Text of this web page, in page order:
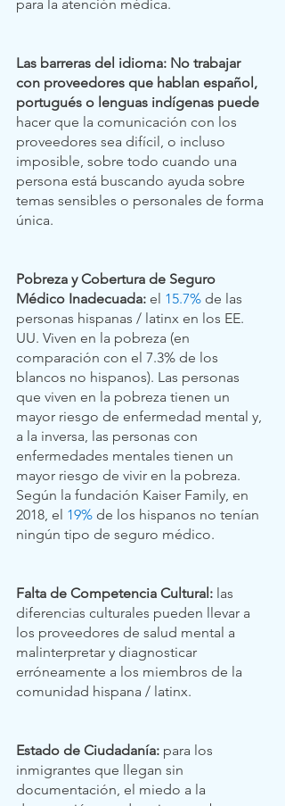
para la atención médica.
Las barreras del idioma: No trabajar
con proveedores que hablan español,
portugués o lenguas indígenas puede
hacer que la comunicación con los
proveedores sea difícil, o incluso
imposible, sobre todo cuando una
persona está buscando ayuda sobre
temas sensibles o personales de forma
única.
Pobreza y Cobertura de Seguro
Médico Inadecuada: el 15.7% de las
personas hispanas / latinx en los EE.
UU. Viven en la pobreza (en
comparación con el 7.3% de los
blancos no hispanos). Las personas
que viven en la pobreza tienen un
mayor riesgo de enfermedad mental y,
a la inversa, las personas con
enfermedades mentales tienen un
mayor riesgo de vivir en la pobreza.
Según la fundación Kaiser Family, en
2018, el 19% de los hispanos no tenían
ningún tipo de seguro médico.
Falta de Competencia Cultural: las
diferencias culturales pueden llevar a
los proveedores de salud mental a
malinterpretar y diagnosticar
erróneamente a los miembros de la
comunidad hispana / latinx.
Estado de Ciudadanía: para los
inmigrantes que llegan sin
documentación, el miedo a la